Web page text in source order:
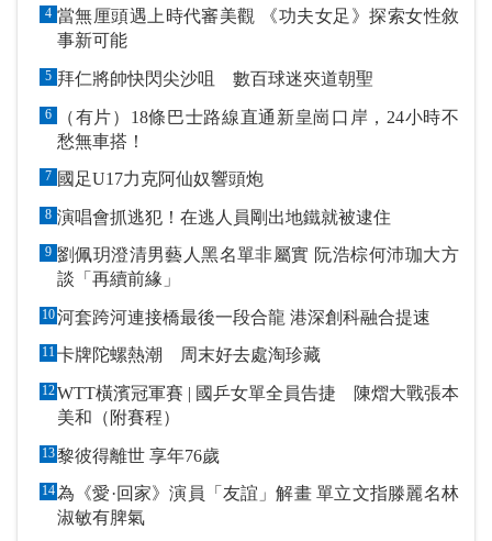
4 當無厘頭遇上時代審美觀 《功夫女足》探索女性敘
事新可能
5 拜仁將帥快閃尖沙咀 數百球迷夾道朝聖
6
（有片）18條巴士路線直通新皇崗口岸，24小時不
愁無車搭！
7 國足U17力克阿仙奴響頭炮
8 演唱會抓逃犯！在逃人員剛出地鐵就被逮住
9 劉佩玥澄清男藝人黑名單非屬實 阮浩棕何沛珈大方
談「再續前緣」
10 河套跨河連接橋最後一段合龍 港深創科融合提速
11卡牌陀螺熱潮 周末好去處淘珍藏
12WTT橫濱冠軍賽 | 國乒女單全員告捷 陳熠大戰張本
美和（附賽程）
13 黎彼得離世 享年76歲
14為《愛·回家》演員「友誼」解畫 單立文指滕麗名林
淑敏有脾氣